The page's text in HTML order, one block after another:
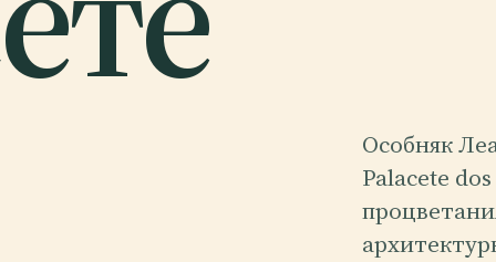
Особняк
Palacete